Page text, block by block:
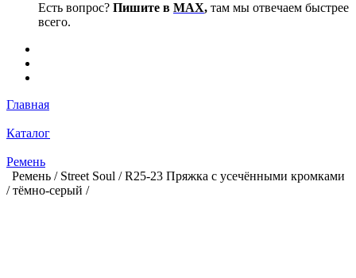
Есть вопрос? Пишите в MAX, там мы отвечаем быстрее
всего.
Главная
Каталог
Ремень
Ремень / Street Soul / R25-23 Пряжка с усечёнными кромками
/ тёмно-серый /